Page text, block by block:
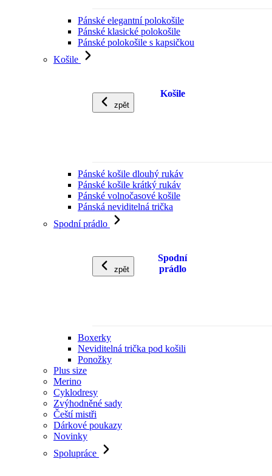
Pánské elegantní polokošile
Pánské klasické polokošile
Pánské polokošile s kapsičkou
Košile
zpět
Košile
Pánské košile dlouhý rukáv
Pánské košile krátký rukáv
Pánské volnočasové košile
Pánská neviditelná trička
Spodní prádlo
zpět
Spodní
prádlo
Boxerky
Neviditelná trička pod košili
Ponožky
Plus size
Merino
Cyklodresy
Zvýhodněné sady
Čeští mistři
Dárkové poukazy
Novinky
Spolupráce